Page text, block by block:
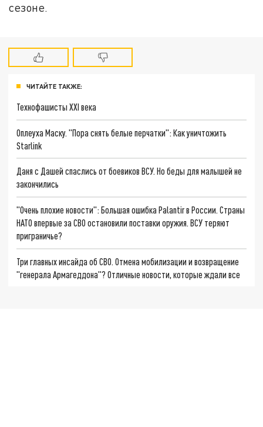
сезоне.
ЧИТАЙТЕ ТАКЖЕ:
Технофашисты XXI века
Оплеуха Маску. "Пора снять белые перчатки": Как уничтожить
Starlink
Даня с Дашей спаслись от боевиков ВСУ. Но беды для малышей не
закончились
"Очень плохие новости": Большая ошибка Palantir в России. Страны
НАТО впервые за СВО остановили поставки оружия. ВСУ теряют
приграничье?
Три главных инсайда об СВО. Отмена мобилизации и возвращение
"генерала Армагеддона"? Отличные новости, которые ждали все